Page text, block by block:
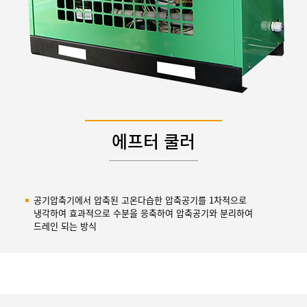
에프터 쿨러
공기압축기에서 압축된 고온다습한 압축공기를 1차적으로
냉각하여 효과적으로 수분을 응축하여 압축공기와 분리하여
드레인 되는 방식